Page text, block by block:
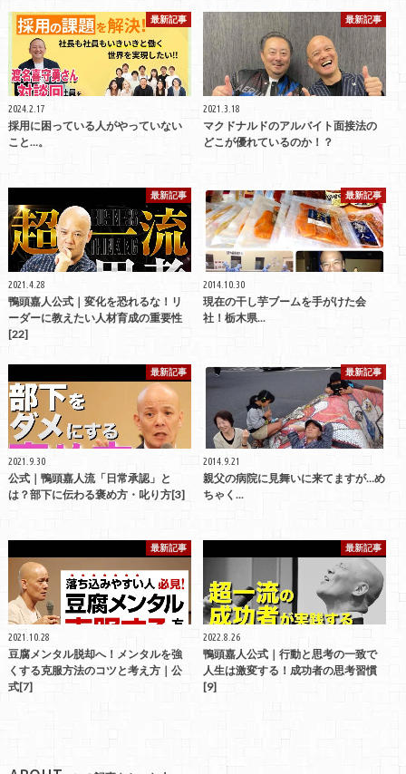
最新記事
2024.2.17
採用に困っている人がやっていない
こと…。
最新記事
2021.3.18
マクドナルドのアルバイト面接法の
どこが優れているのか！？
最新記事
2021.4.28
鴨頭嘉人公式｜変化を恐れるな！リ
ーダーに教えたい人材育成の重要性
[22]
最新記事
2014.10.30
現在の干し芋ブームを手がけた会
社！栃木県...
最新記事
2021.9.30
公式｜鴨頭嘉人流「日常承認」と
は？部下に伝わる褒め方・叱り方[3]
最新記事
2014.9.21
親父の病院に見舞いに来てますが…め
ちゃく...
最新記事
2021.10.28
豆腐メンタル脱却へ！メンタルを強
くする克服方法のコツと考え方｜公
式[7]
最新記事
2022.8.26
鴨頭嘉人公式｜行動と思考の一致で
人生は激変する！成功者の思考習慣
[9]